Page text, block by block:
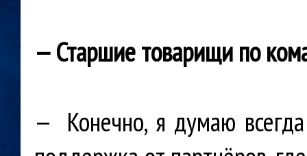
— Старшие товарищи по
— Конечно, я думаю